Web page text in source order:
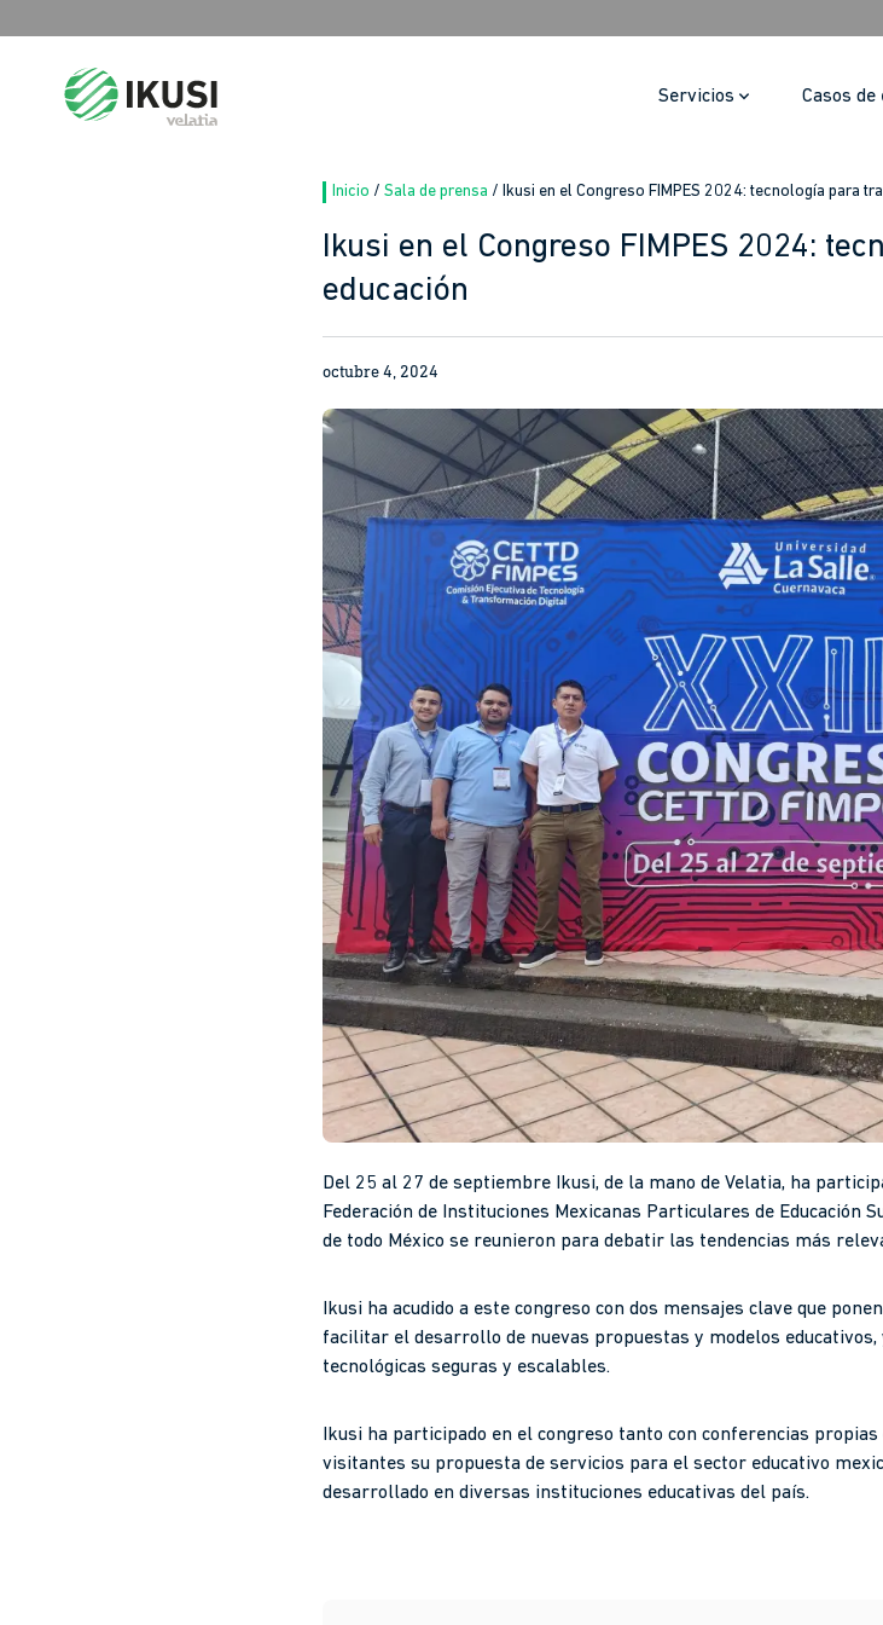
Servicios Casos de
Inicio / Sala de prensa / Ikusi en el Congreso FIMPES 2024: tecnología para
Ikusi en el Congreso FIMPES 2024:
educación
octubre 4, 2024
Del 25 al 27 de septiembre Ikusi, de la mano de Velatia, ha
Federación de Instituciones Mexicanas Particulares de Educación
de todo México se reunieron para debatir las tendencias más
Ikusi ha acudido a este congreso con dos mensajes clave que
facilitar el desarrollo de nuevas propuestas y modelos
tecnológicas seguras y escalables.
Ikusi ha participado en el congreso tanto con conferencias
visitantes su propuesta de servicios para el sector educativo
desarrollado en diversas instituciones educativas del país.